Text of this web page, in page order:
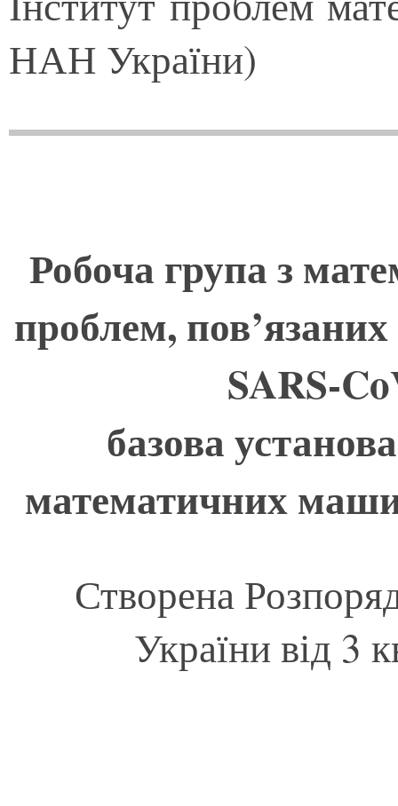
НАН України)
Робоча група з
проблем, пов’язаних
SARS-
базова
математичних
Створена
України від 3